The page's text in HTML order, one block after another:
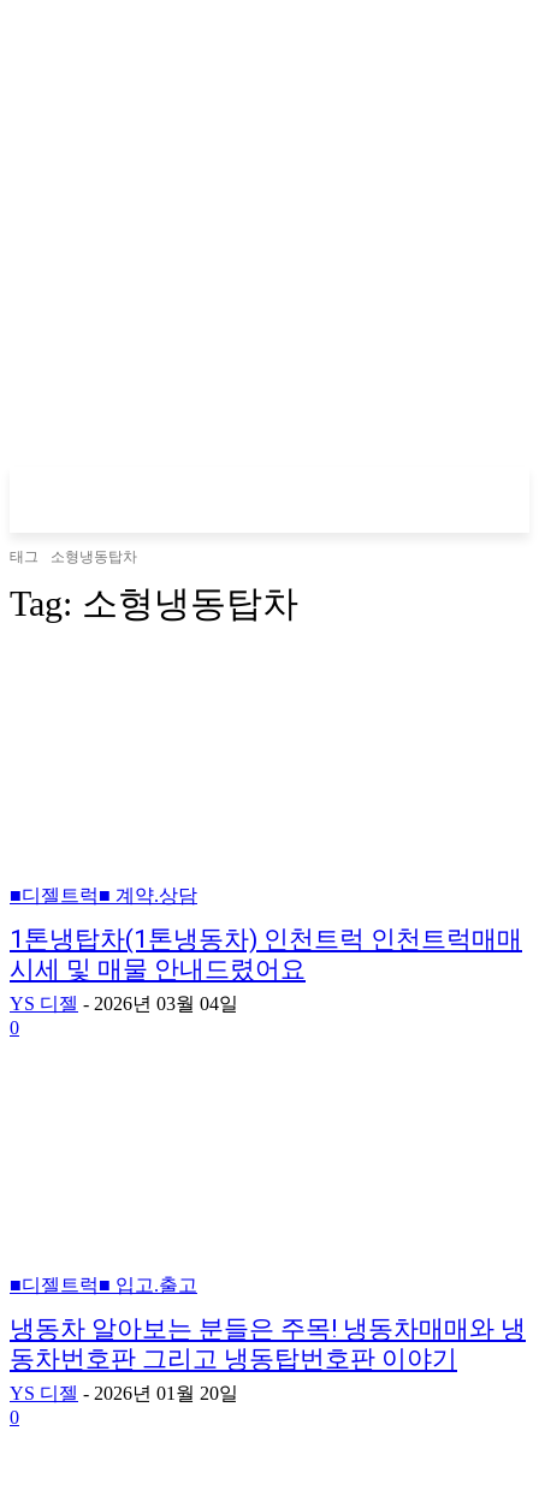
태그 소형냉동탑차
Tag: 소형냉동탑차
■디젤트럭■ 계약.상담
1톤냉탑차(1톤냉동차) 인천트럭 인천트럭매매
시세 및 매물 안내드렸어요
YS 디젤 - 2026년 03월 04일
0
■디젤트럭■ 입고.출고
냉동차 알아보는 분들은 주목! 냉동차매매와 냉
동차번호판 그리고 냉동탑번호판 이야기
YS 디젤 - 2026년 01월 20일
0